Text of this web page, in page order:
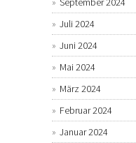
Juli 2024
Juni 2024
Mai 2024
März 2024
Februar 2024
Januar 2024